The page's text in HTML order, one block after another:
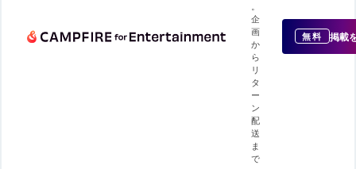
企
画
か
ら
リ
タ
ー
ン
配
送
ま
で
無料 掲載